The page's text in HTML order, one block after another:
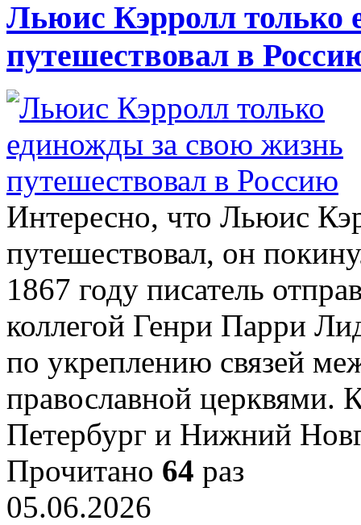
Льюис Кэрролл только
путешествовал в
Интересно, что Льюис
путешествовал, он
1867 году писатель
коллегой Генри Парри
по укреплению связей
православной церквями.
Петербург и Нижний
Прочитано 64 раз
05.06.2026